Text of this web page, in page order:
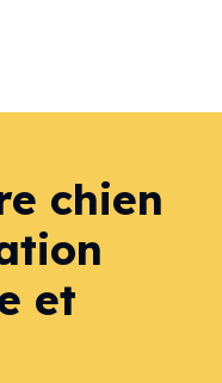
chien
et